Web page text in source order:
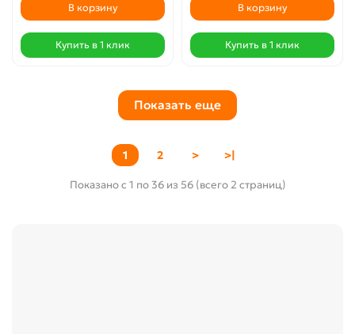
В корзину
Купить в 1 клик
В корзину
Купить в 1 клик
Показать еще
1 2 > >|
Показано с 1 по 36 из 56 (всего 2 страниц)